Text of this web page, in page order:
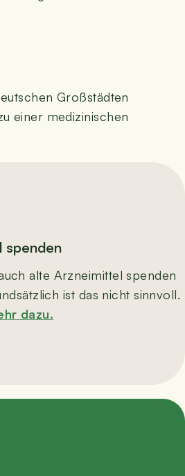
Groß­städ­ten
einer medi­zi­ni­schen
spenden
alte Arz­nei­mit­tel spen­den
ist das nicht sinn­voll.
dazu.